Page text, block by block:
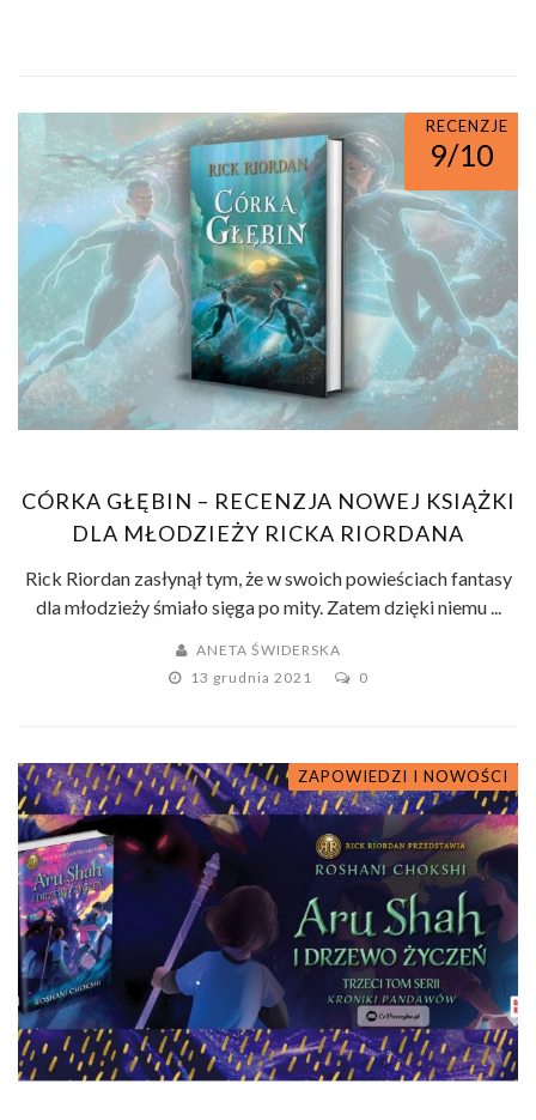
RECENZJE
9/10
CÓRKA GŁĘBIN – RECENZJA NOWEJ KSIĄŻKI
DLA MŁODZIEŻY RICKA RIORDANA
Rick Riordan zasłynął tym, że w swoich powieściach fantasy
dla młodzieży śmiało sięga po mity. Zatem dzięki niemu ...
ANETA ŚWIDERSKA
13 grudnia 2021
0
ZAPOWIEDZI I NOWOŚCI